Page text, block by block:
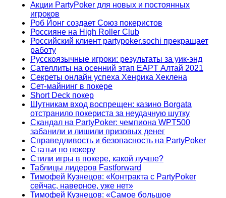
Акции PartyPoker для новых и постоянных
игроков
Роб Йонг создает Союз покеристов
Россияне на High Roller Club
Российский клиент partypoker.sochi прекращает
работу
Русскоязычные игроки: результаты за уик-энд
Сателлиты на осенний этап EAPT Алтай 2021
Секреты онлайн успеха Хенрика Хеклена
Сет-майнинг в покере
Short Deck покер
Шутникам вход воспрещен: казино Borgata
отстранило покериста за неудачную шутку
Скандал на PartyPoker: чемпиона WPT500
забанили и лишили призовых денег
Справедливость и безопасность на PartyPoker
Статьи по покеру
Стили игры в покере, какой лучше?
Таблицы лидеров Fastforward
Тимофей Кузнецов: «Контракта с PartyPoker
сейчас, наверное, уже нет»
Тимофей Кузнецов: «Самое большое